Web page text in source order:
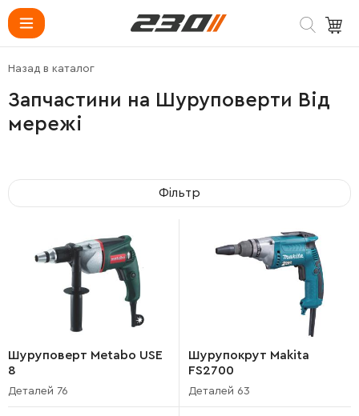
Запчастини на Шуруповерти Від
мережі
Назад в каталог
Фільтр
Шуруповерт Metabo USE
8
Деталей 76
Шурупокрут Makita
FS2700
Деталей 63